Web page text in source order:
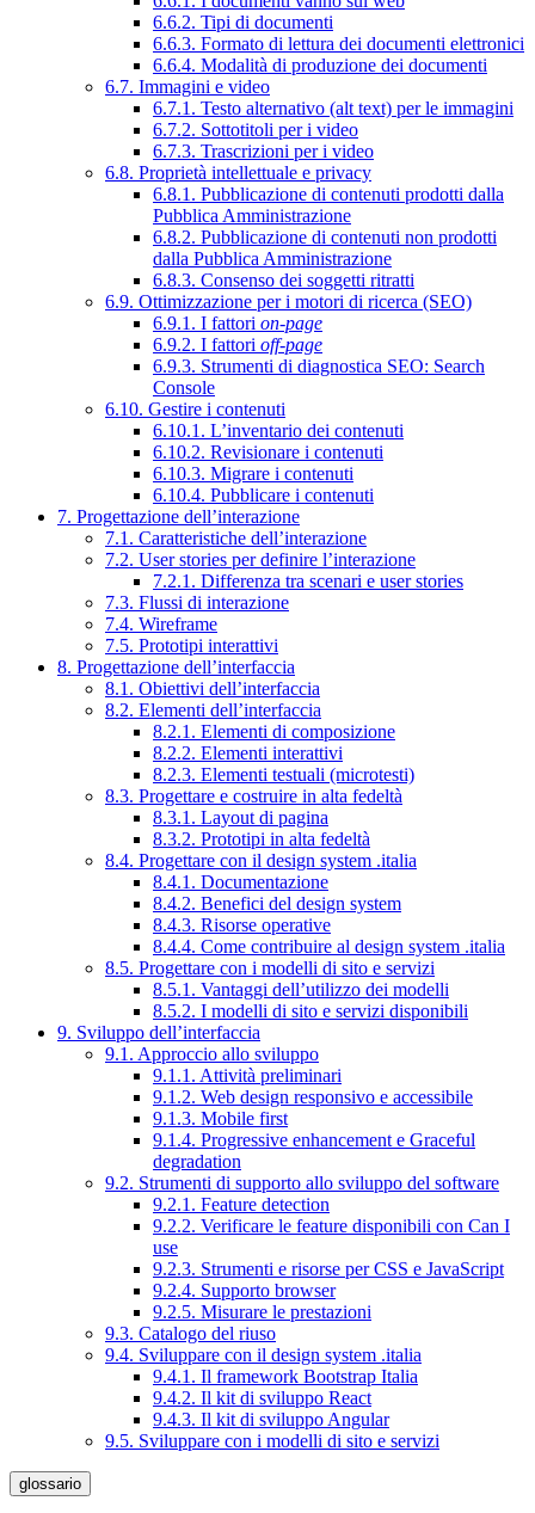
6.6.2. Tipi di documenti
6.6.3. Formato di lettura dei documenti elettronici
6.6.4. Modalità di produzione dei documenti
6.7. Immagini e video
6.7.1. Testo alternativo (alt text) per le immagini
6.7.2. Sottotitoli per i video
6.7.3. Trascrizioni per i video
6.8. Proprietà intellettuale e privacy
6.8.1. Pubblicazione di contenuti prodotti dalla
Pubblica Amministrazione
6.8.2. Pubblicazione di contenuti non prodotti
dalla Pubblica Amministrazione
6.8.3. Consenso dei soggetti ritratti
6.9. Ottimizzazione per i motori di ricerca (SEO)
6.9.1. I fattori on-page
6.9.2. I fattori off-page
6.9.3. Strumenti di diagnostica SEO: Search
Console
6.10. Gestire i contenuti
6.10.1. L’inventario dei contenuti
6.10.2. Revisionare i contenuti
6.10.3. Migrare i contenuti
6.10.4. Pubblicare i contenuti
7. Progettazione dell’interazione
7.1. Caratteristiche dell’interazione
7.2. User stories per definire l’interazione
7.2.1. Differenza tra scenari e user stories
7.3. Flussi di interazione
7.4. Wireframe
7.5. Prototipi interattivi
8. Progettazione dell’interfaccia
8.1. Obiettivi dell’interfaccia
8.2. Elementi dell’interfaccia
8.2.1. Elementi di composizione
8.2.2. Elementi interattivi
8.2.3. Elementi testuali (microtesti)
8.3. Progettare e costruire in alta fedeltà
8.3.1. Layout di pagina
8.3.2. Prototipi in alta fedeltà
8.4. Progettare con il design system .italia
8.4.1. Documentazione
8.4.2. Benefici del design system
8.4.3. Risorse operative
8.4.4. Come contribuire al design system .italia
8.5. Progettare con i modelli di sito e servizi
8.5.1. Vantaggi dell’utilizzo dei modelli
8.5.2. I modelli di sito e servizi disponibili
9. Sviluppo dell’interfaccia
9.1. Approccio allo sviluppo
9.1.1. Attività preliminari
9.1.2. Web design responsivo e accessibile
9.1.3. Mobile first
9.1.4. Progressive enhancement e Graceful
degradation
9.2. Strumenti di supporto allo sviluppo del software
9.2.1. Feature detection
9.2.2. Verificare le feature disponibili con Can I
use
9.2.3. Strumenti e risorse per CSS e JavaScript
9.2.4. Supporto browser
9.2.5. Misurare le prestazioni
9.3. Catalogo del riuso
9.4. Sviluppare con il design system .italia
9.4.1. Il framework Bootstrap Italia
9.4.2. Il kit di sviluppo React
9.4.3. Il kit di sviluppo Angular
9.5. Sviluppare con i modelli di sito e servizi
glossario